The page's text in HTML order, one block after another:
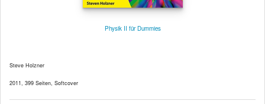
Physik II für Dummies
Steve Holzner
2011, 399 Seiten, Softcover